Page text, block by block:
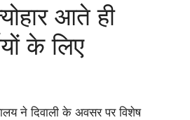
आते ही
के लिए
ने दिवाली के अवसर पर विशेष